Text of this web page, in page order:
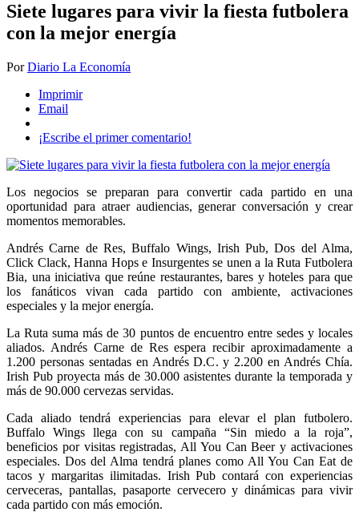
Siete lugares para vivir la fiesta futbolera
con la mejor energía
PorDiario La Economía
Imprimir
Email
¡Escribe el primer comentario!
Los negocios se preparan para convertir cada partido en una
oportunidad para atraer audiencias, generar conversación y crear
momentos memorables.
Andrés Carne de Res, Buffalo Wings, Irish Pub, Dos del Alma,
Click Clack, Hanna Hops e Insurgentes se unen a la Ruta Futbolera
Bia, una iniciativa que reúne restaurantes, bares y hoteles para que
los fanáticos vivan cada partido con ambiente, activaciones
especiales y la mejor energía.
La Ruta suma más de 30 puntos de encuentro entre sedes y locales
aliados. Andrés Carne de Res espera recibir aproximadamente a
1.200 personas sentadas en Andrés D.C. y 2.200 en Andrés Chía.
Irish Pub proyecta más de 30.000 asistentes durante la temporada y
más de 90.000 cervezas servidas.
Cada aliado tendrá experiencias para elevar el plan futbolero.
Buffalo Wings llega con su campaña “Sin miedo a la roja”,
beneficios por visitas registradas, All You Can Beer y activaciones
especiales. Dos del Alma tendrá planes como All You Can Eat de
tacos y margaritas ilimitadas. Irish Pub contará con experiencias
cerveceras, pantallas, pasaporte cervecero y dinámicas para vivir
cada partido con más emoción.